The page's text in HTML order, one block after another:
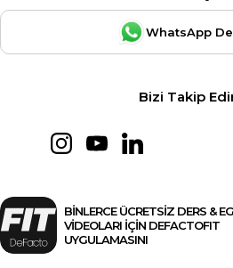
WhatsApp
Bizi Takip
BİNLERCE ÜCRETSİZ DERS &
VİDEOLARI İÇİN DEFACTOFIT
UYGULAMASINI